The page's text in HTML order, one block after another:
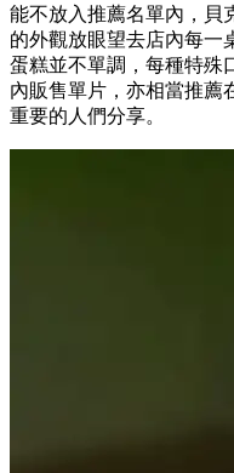
能不放入推薦名單內，貝
的外觀放眼望去店內每一
蛋糕並不單調，每種特殊
內販售單片，亦相當推薦
重要的人們分享。